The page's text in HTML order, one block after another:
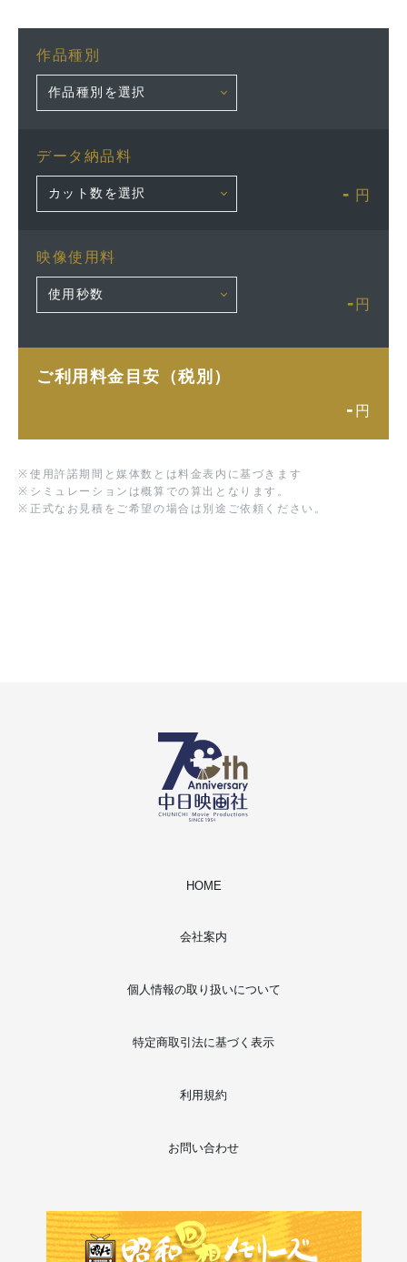
作品種別
データ納品料
- 円
映像使用料
- 円
ご利用料金目安（税別）
- 円
※ 使用許諾期間と媒体数とは料金表内に基づきます
※ シミュレーションは概算での算出となります。
※ 正式なお見積をご希望の場合は別途ご依頼ください。
HOME
会社案内
個人情報の取り扱いについて
特定商取引法に基づく表示
利用規約
お問い合わせ